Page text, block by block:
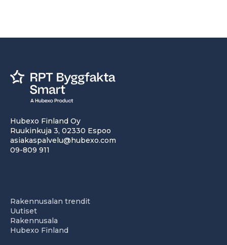
Hubexo Finland Oy
Ruukinkuja 3, 02330 Espoo
asiakaspalvelu@hubexo.com
09-809 911
Rakennusalan trendit
Uutiset
Rakennusala
Hubexo Finland